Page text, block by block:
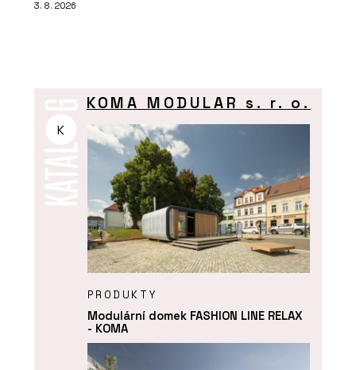
3. 8. 2026
K
KOMA MODULAR s. r. o.
PRODUKTY
Modulární domek FASHION LINE RELAX
- KOMA